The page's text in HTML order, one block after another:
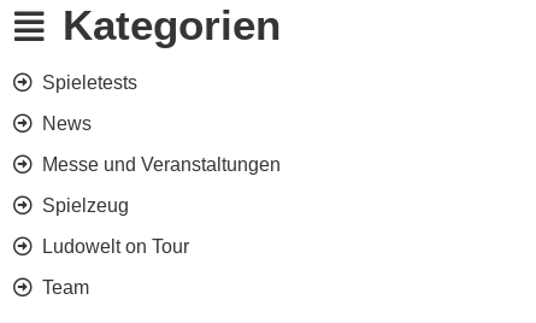
Kategorien
Spieletests
News
Messe und Veranstaltungen
Spielzeug
Ludowelt on Tour
Team